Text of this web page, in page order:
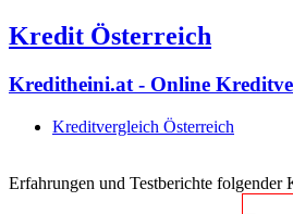
Kredit Österreich
Kreditheini.at - Online
Kreditvergleich Österreich
Erfahrungen und Testberichte folgender